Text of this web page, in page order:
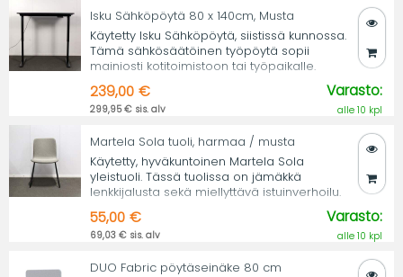
Isku Sähköpöytä 80 x 140cm, Musta
Käytetty Isku Sähköpöytä, siistissä kunnossa.
Tämä sähkösäätöinen työpöytä sopii
mainiosti kotitoimistoon tai työpaikalle.
239,00 €
299,95 € sis. alv
Varasto:
alle 10 kpl
Martela Sola tuoli, harmaa / musta
Käytetty, hyväkuntoinen Martela Sola
yleistuoli. Tässä tuolissa on jämäkkä
lenkkijalusta sekä miellyttävä istuinverhoilu.
55,00 €
69,03 € sis. alv
Varasto:
alle 10 kpl
DUO Fabric pöytäseinäke 80 cm